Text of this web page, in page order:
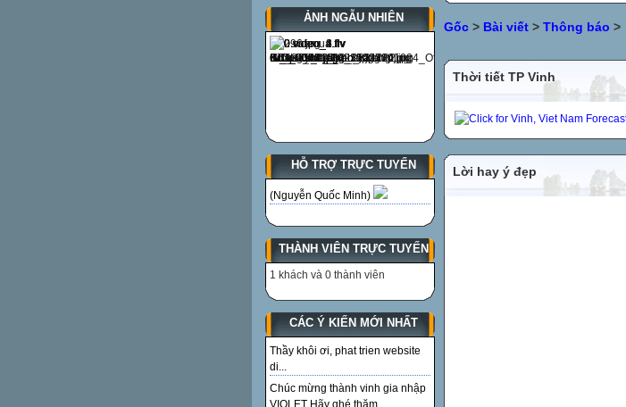
ẢNH NGẪU NHIÊN
HỖ TRỢ TRỰC TUYẾN
(Nguyễn Quốc Minh)
THÀNH VIÊN TRỰC TUYẾN
1 khách và 0 thành viên
CÁC Ý KIẾN MỚI NHẤT
Thầy khôi ơi, phat trien website
di...
Chúc mừng thành vinh gia nhập
VIOLET Hãy ghé thăm...
Gốc > Bài viết > Thông báo >
Thời tiết TP Vinh
Lời hay ý đẹp